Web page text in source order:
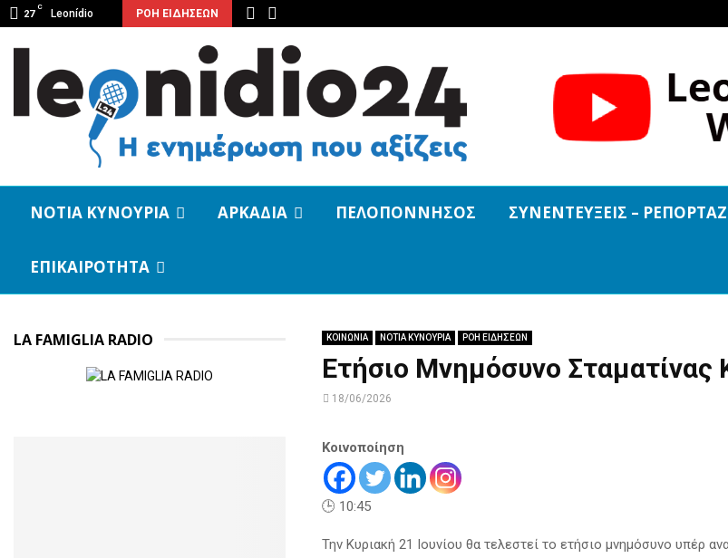
27
C
Leonídio ΡΟΗ ΕΙΔΗΣΕΩΝ
ΝΟΤΙΑ ΚΥΝΟΥΡΙΑ ΑΡΚΑΔΙΑ ΠΕΛΟΠΟΝΝΗΣΟΣ ΣΥΝΕΝΤΕΥΞΕΙΣ – ΡΕΠΟΡΤΑΖ
ΕΠΙΚΑΙΡΟΤΗΤΑ
ΚΟΙΝΩΝΙΑ ΝΟΤΙΑ ΚΥΝΟΥΡΙΑ ΡΟΗ ΕΙΔΗΣΕΩΝ
Ετήσιο Μνημόσυνο Σταματίνας
18/06/2026
Κοινοποίηση
🕒 10:45
Την Κυριακή 21 Ιουνίου θα τελεστεί το ετήσιο μνημόσυνο υπέρ
LA FAMIGLIA RADIO